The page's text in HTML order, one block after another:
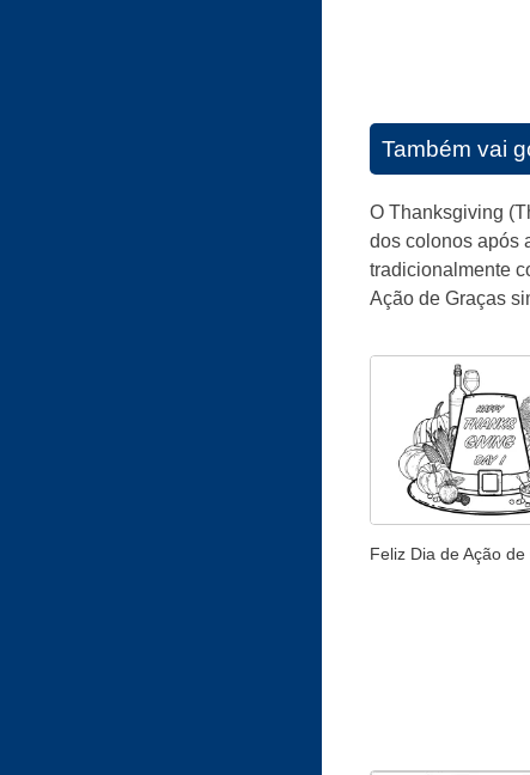
Também vai
O Thanksgiving
dos colonos após
tradicionalmente
Ação de Graças
Feliz Dia de Ação de